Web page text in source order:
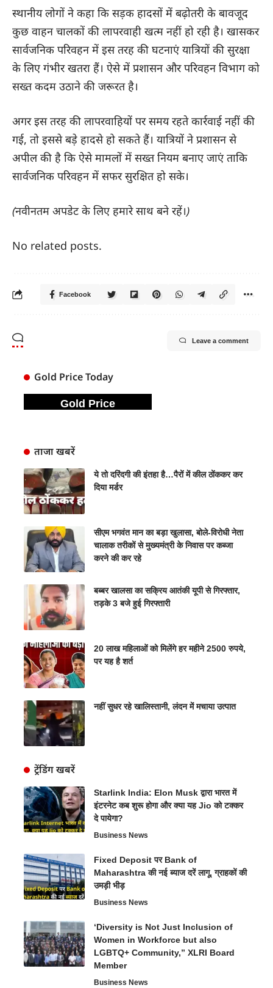
स्थानीय लोगों ने कहा कि सड़क हादसों में बढ़ोतरी के बावजूद
कुछ वाहन चालकों की लापरवाही खत्म नहीं हो रही है। खासकर
सार्वजनिक परिवहन में इस तरह की घटनाएं यात्रियों की सुरक्षा
के लिए गंभीर खतरा हैं। ऐसे में प्रशासन और परिवहन विभाग को
सख्त कदम उठाने की जरूरत है।
अगर इस तरह की लापरवाहियों पर समय रहते कार्रवाई नहीं की
गई, तो इससे बड़े हादसे हो सकते हैं। यात्रियों ने प्रशासन से
अपील की है कि ऐसे मामलों में सख्त नियम बनाए जाएं ताकि
सार्वजनिक परिवहन में सफर सुरक्षित हो सके।
(नवीनतम अपडेट के लिए हमारे साथ बने रहें।)
No related posts.
Facebook
Leave a comment
Gold Price Today
Gold Price
ताजा खबरें
ये तो दरिंदगी की इंतहा है…पैरों में कील ठोंककर कर
दिया मर्डर
सीएम भगवंत मान का बड़ा खुलासा, बोले-विरोधी नेता
चालाक तरीकों से मुख्यमंत्री के निवास पर कब्जा
करने की कर रहे
बब्बर खालसा का सक्रिय आतंकी यूपी से गिरफ्तार,
तड़के 3 बजे हुई गिरफ्तारी
20 लाख महिलाओं को मिलेंगे हर महीने 2500 रुपये,
पर यह है शर्त
नहीं सुधर रहे खालिस्तानी, लंदन में मचाया उत्पात
ट्रेंडिंग खबरें
Starlink India: Elon Musk द्वारा भारत में
इंटरनेट कब शुरू होगा और क्या यह Jio को टक्कर
दे पायेगा?
Business News
Fixed Deposit पर Bank of
Maharashtra की नई ब्याज दरें लागू, ग्राहकों की
उमड़ी भीड़
Business News
‘Diversity is Not Just Inclusion of
Women in Workforce but also
LGBTQ+ Community,” XLRI Board
Member
Business News